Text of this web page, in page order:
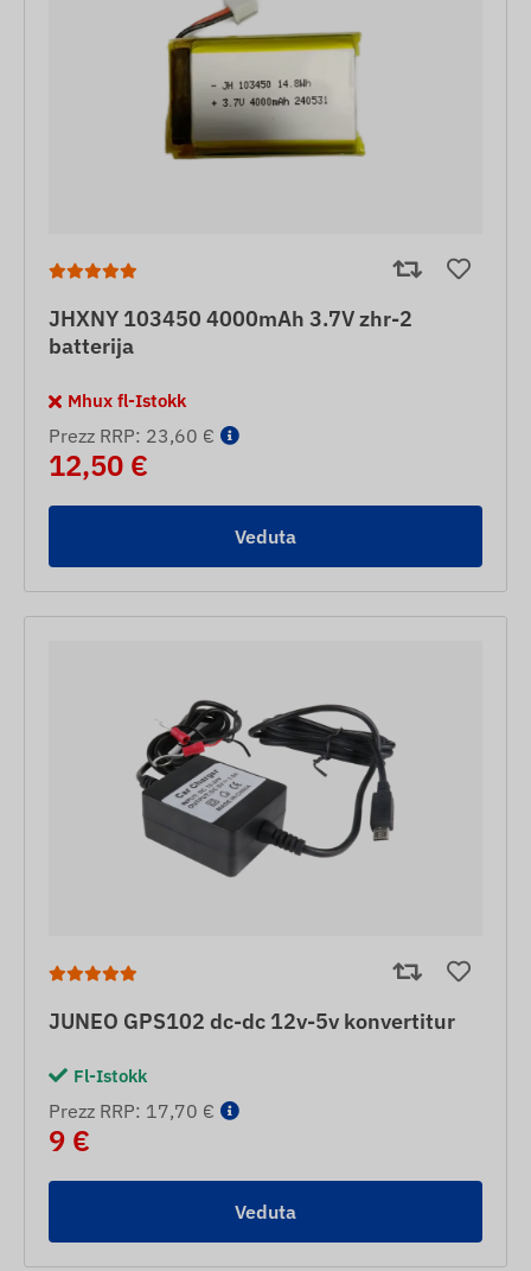
JHXNY 103450 4000mAh 3.7V zhr-2
batterija
Mhux fl-Istokk
Prezz RRP: 23,60 €
12,50 €
Veduta
JUNEO GPS102 dc-dc 12v-5v konvertitur
Fl-Istokk
Prezz RRP: 17,70 €
9 €
Veduta